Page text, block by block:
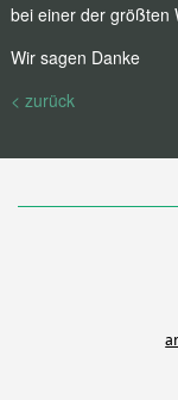
bei einer der größten
Wir sagen Danke
< zurück